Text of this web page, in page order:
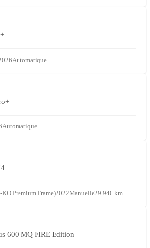
PARTENAIRE
Automatique
PARTENAIRE
Automatique
Premium Frame)2022Manuelle29 940 km
PARTENAIRE
600 MQ FIRE Edition